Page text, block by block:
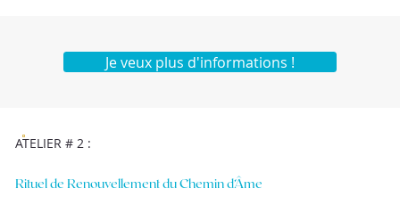
Je veux plus d'informations !
ATELIER # 2 :
Rituel de Renouvellement du Chemin d’Âme